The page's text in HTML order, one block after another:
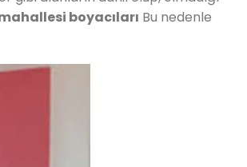
boyacıları Bu nedenle